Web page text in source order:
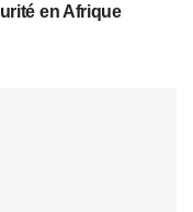
en Afrique